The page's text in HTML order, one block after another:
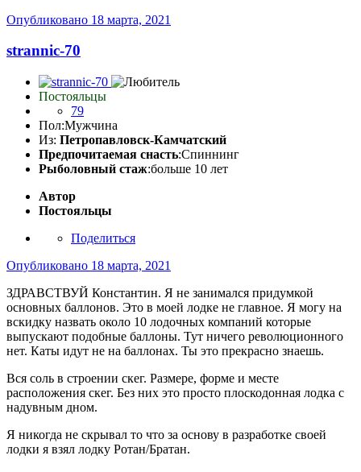
Опубликовано 18 марта, 2021
strannic-70
Постояльцы
79
Пол:Мужчина
Из: Петропавловск-Камчатский
Предпочитаемая снасть:Спиннинг
Рыболовный стаж:больше 10 лет
Автор
Постояльцы
Поделиться
Опубликовано 18 марта, 2021
ЗДРАВСТВУЙ Константин. Я не занимался придумкой
основных баллонов. Это в моей лодке не главное. Я могу на
вскидку назвать около 10 лодочных компаний которые
выпускают подобные баллоны. Тут ничего революционного
нет. Каты идут не на баллонах. Ты это прекрасно знаешь.
Вся соль в строении скег. Размере, форме и месте
расположения скег. Без них это просто плоскодонная лодка с
надувным дном.
Я никогда не скрывал то что за основу в разработке своей
лодки я взял лодку Ротан/Братан.